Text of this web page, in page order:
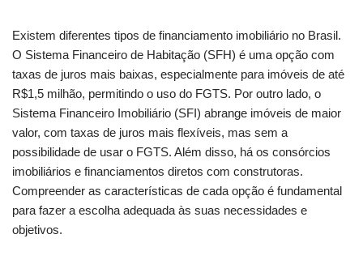
Existem diferentes tipos de financiamento imobiliário no Brasil.
O Sistema Financeiro de Habitação (SFH) é uma opção com
taxas de juros mais baixas, especialmente para imóveis de até
R$1,5 milhão, permitindo o uso do FGTS. Por outro lado, o
Sistema Financeiro Imobiliário (SFI) abrange imóveis de maior
valor, com taxas de juros mais flexíveis, mas sem a
possibilidade de usar o FGTS. Além disso, há os consórcios
imobiliários e financiamentos diretos com construtoras.
Compreender as características de cada opção é fundamental
para fazer a escolha adequada às suas necessidades e
objetivos.